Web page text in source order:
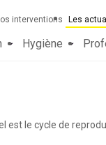
interventions Les
Hygiène
est le cycle de